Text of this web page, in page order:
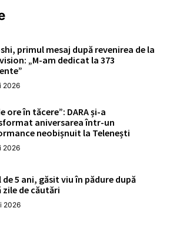
primul mesaj după revenirea de la
„M-am dedicat la 373
2026
ore în tăcere”: DARA și-a
aniversarea într-un
neobișnuit la Telenești
2026
de 5 ani, găsit viu în pădure după
zile de căutări
2026